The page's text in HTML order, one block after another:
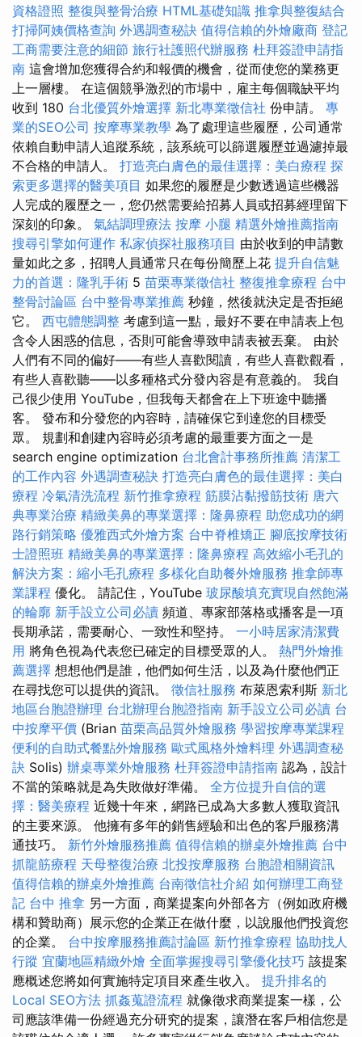
資格證照 整復與整骨治療 HTML基礎知識 推拿與整復結合
打掃阿姨價格查詢 外遇調查秘訣 值得信賴的外燴廠商 登記
工商需要注意的細節 旅行社護照代辦服務 杜拜簽證申請指
南 這會增加您獲得合約和報價的機會，從而使您的業務更
上一層樓。 在這個競爭激烈的市場中，雇主每個職缺平均
收到 180 台北優質外燴選擇 新北專業徵信社 份申請。 專
業的SEO公司 按摩專業教學 為了處理這些履歷，公司通常
依賴自動申請人追蹤系統，該系統可以篩選履歷並過濾掉最
不合格的申請人。 打造亮白膚色的最佳選擇：美白療程 探
索更多選擇的醫美項目 如果您的履歷是少數透過這些機器
人完成的履歷之一，您仍然需要給招募人員或招募經理留下
深刻的印象。 氣結調理療法 按摩 小腿 精選外燴推薦指南
搜尋引擎如何運作 私家偵探社服務項目 由於收到的申請數
量如此之多，招聘人員通常只在每份簡歷上花 提升自信魅
力的首選：隆乳手術 5 苗栗專業徵信社 整復推拿療程 台中
整骨討論區 台中整骨專業推薦 秒鐘，然後就決定是否拒絕
它。 西屯體態調整 考慮到這一點，最好不要在申請表上包
含令人困惑的信息，否則可能會導致申請表被丟棄。 由於
人們有不同的偏好——有些人喜歡閱讀，有些人喜歡觀看，
有些人喜歡聽——以多種格式分發內容是有意義的。 我自
己很少使用 YouTube，但我每天都會在上下班途中聽播
客。 發布和分發您的內容時，請確保它到達您的目標受
眾。 規劃和創建內容時必須考慮的最重要方面之一是
search engine optimization 台北會計事務所推薦 清潔工
的工作內容 外遇調查秘訣 打造亮白膚色的最佳選擇：美白
療程 冷氣清洗流程 新竹推拿療程 筋膜沾黏撥筋技術 唐六
典專業治療 精緻美鼻的專業選擇：隆鼻療程 助您成功的網
路行銷策略 優雅西式外燴方案 台中脊椎矯正 腳底按摩技術
士證照班 精緻美鼻的專業選擇：隆鼻療程 高效縮小毛孔的
解決方案：縮小毛孔療程 多樣化自助餐外燴服務 推拿師專
業課程 優化。 請記住，YouTube 玻尿酸填充實現自然飽滿
的輪廓 新手設立公司必讀 頻道、專家部落格或播客是一項
長期承諾，需要耐心、一致性和堅持。 一小時居家清潔費
用 將角色視為代表您已確定的目標受眾的人。 熱門外燴推
薦選擇 想想他們是誰，他們如何生活，以及為什麼他們正
在尋找您可以提供的資訊。 徵信社服務 布萊恩索利斯 新北
地區台胞證辦理 台北辦理台胞證指南 新手設立公司必讀 台
中按摩平價 (Brian 苗栗高品質外燴服務 學習按摩專業課程
便利的自助式餐點外燴服務 歐式風格外燴料理 外遇調查秘
訣 Solis) 辦桌專業外燴服務 杜拜簽證申請指南 認為，設計
不當的策略就是為失敗做好準備。 全方位提升自信的選
擇：醫美療程 近幾十年來，網路已成為大多數人獲取資訊
的主要來源。 他擁有多年的銷售經驗和出色的客戶服務溝
通技巧。 新竹外燴服務推薦 值得信賴的辦桌外燴推薦 台中
抓龍筋療程 天母整復治療 北投按摩服務 台胞證相關資訊
值得信賴的辦桌外燴推薦 台南徵信社介紹 如何辦理工商登
記 台中 推拿 另一方面，商業提案向外部各方（例如政府機
構和贊助商）展示您的企業正在做什麼，以說服他們投資您
的企業。 台中按摩服務推薦討論區 新竹推拿療程 協助找人
行蹤 宜蘭地區精緻外燴 全面掌握搜尋引擎優化技巧 該提案
應概述您將如何實施特定項目來產生收入。 提升排名的
Local SEO方法 抓姦蒐證流程 就像徵求商業提案一樣，公
司應該準備一份經過充分研究的提案，讓潛在客戶相信您是